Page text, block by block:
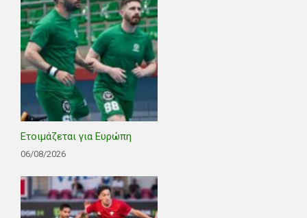
Ετοιμάζεται για Ευρώπη
06/08/2026